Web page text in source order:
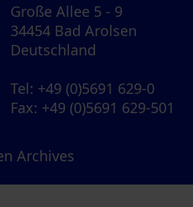
Große Allee 5 - 9
34454 Bad Arolsen
Deutschland
Tel: +49 (0)5691 629-0
Fax: +49 (0)5691 629-501
Archives